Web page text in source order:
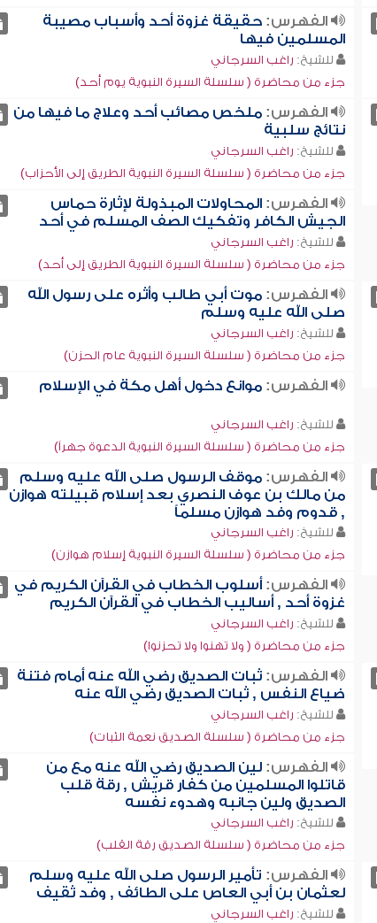
الفهرس: حقيقة غزوة أحد وأسباب مصيبة
المسلمين فيها
للشيخ: راغب السرجاني
جزء من محاضرة ( سلسلة السيرة النبوية يوم أحد)
الفهرس: ملخص مصائب أحد وعلاج ما فيها من
نتائج سلبية
للشيخ: راغب السرجاني
جزء من محاضرة ( سلسلة السيرة النبوية الطريق إلى الأحزاب)
الفهرس: المحاولات المبذولة لإثارة حماس
الجيش الكافر وتفكيك الصف المسلم في أحد
للشيخ: راغب السرجاني
جزء من محاضرة ( سلسلة السيرة النبوية الطريق إلى أحد)
الفهرس: موت أبي طالب وأثره على رسول الله
صلى الله عليه وسلم
للشيخ: راغب السرجاني
جزء من محاضرة ( سلسلة السيرة النبوية عام الحزن)
الفهرس: موانع دخول أهل مكة في الإسلام
للشيخ: راغب السرجاني
جزء من محاضرة ( سلسلة السيرة النبوية الدعوة جهراً)
الفهرس: موقف الرسول صلى الله عليه وسلم
من مالك بن عوف النصري بعد إسلام قبيلته هوازن
, قدوم وفد هوازن مسلماً
للشيخ: راغب السرجاني
جزء من محاضرة ( سلسلة السيرة النبوية إسلام هوازن)
الفهرس: أسلوب الخطاب في القرآن الكريم في
غزوة أحد , أساليب الخطاب في القرآن الكريم
للشيخ: راغب السرجاني
جزء من محاضرة ( ولا تهنوا ولا تحزنوا)
الفهرس: ثبات الصديق رضي الله عنه أمام فتنة
ضياع النفس , ثبات الصديق رضي الله عنه
للشيخ: راغب السرجاني
جزء من محاضرة ( سلسلة الصديق نعمة الثبات)
الفهرس: لين الصديق رضي الله عنه مع من
قاتلوا المسلمين من كفار قريش , رقة قلب
الصديق ولين جانبه وهدوء نفسه
للشيخ: راغب السرجاني
جزء من محاضرة ( سلسلة الصديق رقة القلب)
الفهرس: تأمير الرسول صلى الله عليه وسلم
لعثمان بن أبي العاص على الطائف , وفد ثقيف
للشيخ: راغب السرجاني